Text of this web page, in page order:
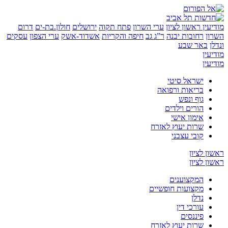
ראשון לציון ערי השרון פתח תקוה ירושלים חולון.בת-ים דרום
רחובות יבנה ר”ג גב חיפה והקריות אשדוד-אשק ערי הצפון עסקים
באר שבע
ישראל סיטי
בריאות ורפואה
גוף ונפש
הורים וילדים
אימון אישי
שרות יעוץ לאזרח
קובי עצבני
לציון
לציון
המקצוענים
מקצועות חופשיים
עורכי דין
פיננסים
שרות יעוץ לאזרח